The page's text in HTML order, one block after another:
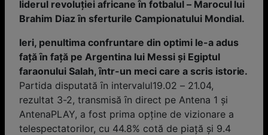
liderul revoluţiei africane ȋn fotbalul – Marocul lui
Brahim Diaz ȋn sferturile Campionatului Mondial.
Ieri, penultima confruntare din optimi le-a adus
faţă ȋn faţă pe Argentina lui Messi și Egiptul
faraonului Salah, ȋntr-un meci care a scris istorie.
Partida disputată ȋn intervalul19.02 – 21.04,
rezultat 3-2, transmisă ȋn direct pe Antena 1 și
AntenaPLAY, a fost prima opţine de vizionare a
telespectatorilor, cu 44.8% cotă de piață și 9.4